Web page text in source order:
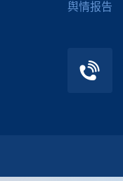
舆情报告